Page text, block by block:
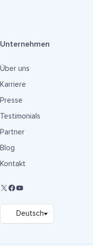
Unternehmen
Über uns
Karriere
Presse
Testimonials
Partner
Blog
Kontakt